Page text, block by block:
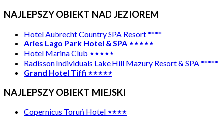
NAJLEPSZY OBIEKT NAD JEZIOREM
Hotel Aubrecht Country SPA Resort ****
Aries Lago Park Hotel & SPA ⋆⋆⋆⋆⋆
Hotel Marina Club ⋆⋆⋆⋆⋆
Radisson Individuals Lake Hill Mazury Resort & SPA *****
Grand Hotel Tiffi ⋆⋆⋆⋆⋆
NAJLEPSZY OBIEKT MIEJSKI
Copernicus Toruń Hotel ⋆⋆⋆⋆